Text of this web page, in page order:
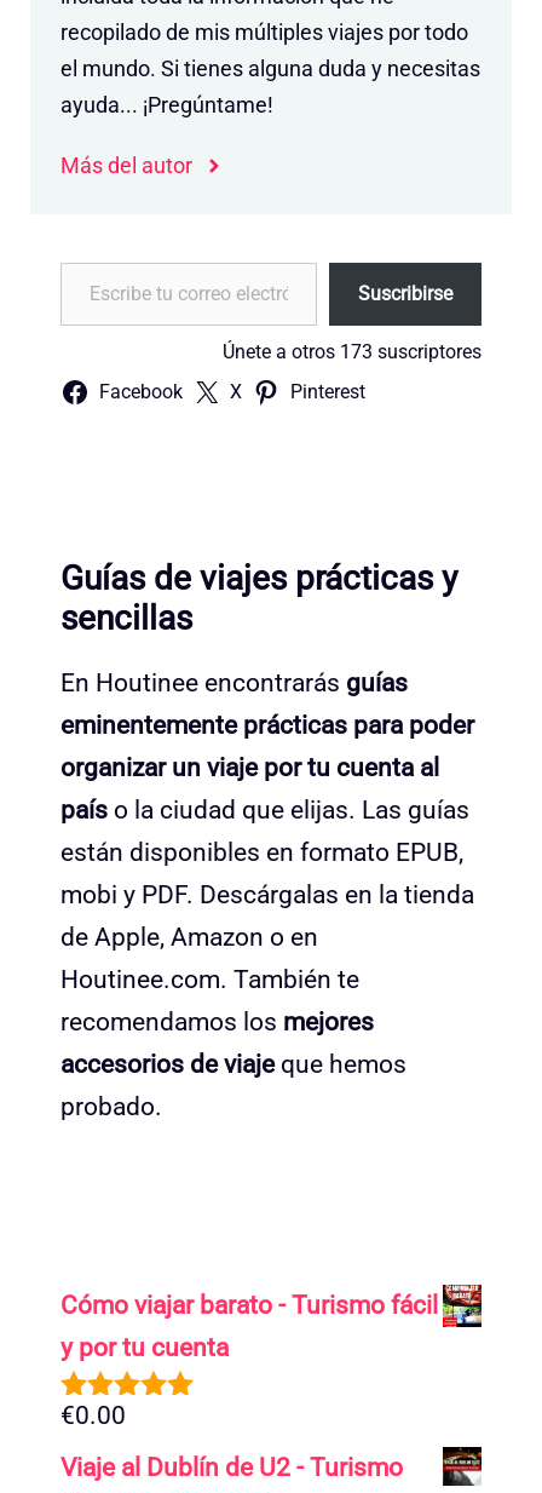
recopilado de mis múltiples viajes por todo
el mundo. Si tienes alguna duda y necesitas
ayuda... ¡Pregúntame!
Más del autor
Escribe tu correo electrónico…
Suscribirse
Únete a otros 173 suscriptores
Facebook X Pinterest
Guías de viajes prácticas y
sencillas
En Houtinee encontrarás guías
eminentemente prácticas para poder
organizar un viaje por tu cuenta al
país o la ciudad que elijas. Las guías
están disponibles en formato EPUB,
mobi y PDF. Descárgalas en la tienda
de Apple, Amazon o en
Houtinee.com. También te
recomendamos los mejores
accesorios de viajeque hemos
probado.
Cómo viajar barato - Turismo fácil
y por tu cuenta
5.00de 5
€0.00
Viaje al Dublín de U2 - Turismo